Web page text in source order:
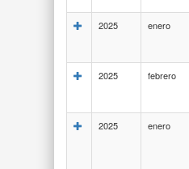
2025
enero
2025
febrero
2025
enero